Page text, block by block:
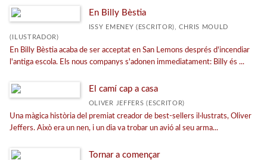
En Billy Bèstia
ISSY EMENEY (ESCRITOR), CHRIS MOULD
(ILUSTRADOR)
En Billy Bèstia acaba de ser acceptat en San Lemons després d'incendiar
l'antiga escola. Els nous companys s'adonen immediatament: Billy és ...
El camí cap a casa
OLIVER JEFFERS (ESCRITOR)
Una màgica història del premiat creador de best-sellers il·lustrats, Oliver
Jeffers. Això era un nen, i un dia va trobar un avió al seu arma...
Tornar a començar